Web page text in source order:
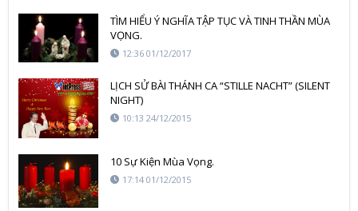
TÌM HIỂU Ý NGHĨA TẬP TỤC VÀ TINH THẦN MÙA
VỌNG.
12:36 01/12/2017
LỊCH SỬ BÀI THÁNH CA “STILLE NACHT” (SILENT
NIGHT)
10:13 24/12/2015
10 Sự Kiện Mùa Vọng.
17:14 01/12/2015